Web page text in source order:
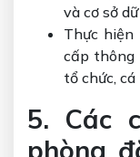
và cơ sở
Thực hiện
cấp thông
tổ chức,
5. Các
phòng